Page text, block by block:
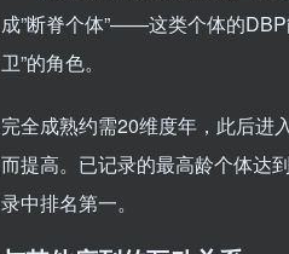
成”断脊个体”——这类个体的
卫”的角色。
完全成熟约需20维度年，此后进
而提高。已记录的最高龄个体达
录中排名第一。